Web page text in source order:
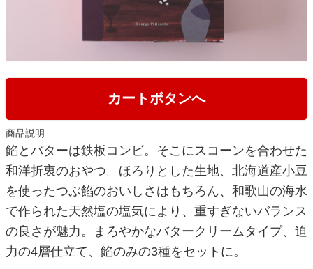
カートボタンへ
商品説明
餡とバターは鉄板コンビ。そこにスコーンを合わせた
和洋折衷のおやつ。ほろりとした生地、北海道産小豆
を使ったつぶ餡のおいしさはもちろん、和歌山の海水
で作られた天然塩の塩気により、重すぎないバランス
の良さが魅力。まろやかなバタークリームタイプ、迫
力の4層仕立て、餡のみの3種をセットに。